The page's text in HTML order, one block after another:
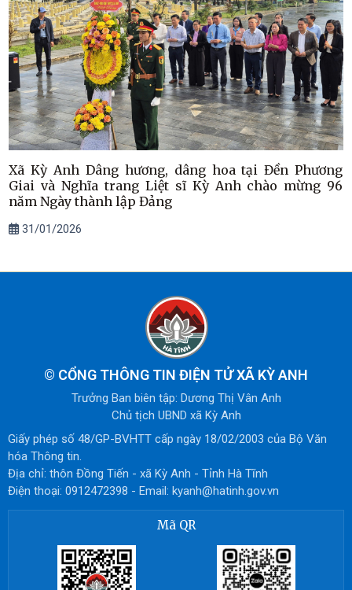
Xã Kỳ Anh Dâng hương, dâng hoa tại Đền Phương
Giai và Nghĩa trang Liệt sĩ Kỳ Anh chào mừng 96
năm Ngày thành lập Đảng
31/01/2026
© CỔNG THÔNG TIN ĐIỆN TỬ XÃ KỲ ANH
Trưởng Ban biên tập: Dương Thị Vân Anh
Chủ tịch UBND xã Kỳ Anh
Giấy phép số 48/GP-BVHTT cấp ngày 18/02/2003 của Bộ Văn
hóa Thông tin.
Địa chỉ: thôn Đồng Tiến - xã Kỳ Anh - Tỉnh Hà Tĩnh
Điện thoại: 0912472398 - Email: kyanh@hatinh.gov.vn
Mã QR